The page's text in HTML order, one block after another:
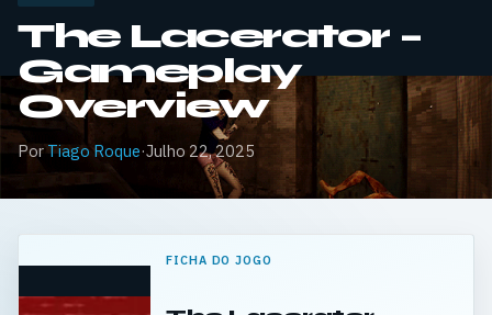
The Lacerator –
Gameplay
Overview
PorTiago Roque·Julho 22, 2025
FICHA DO JOGO